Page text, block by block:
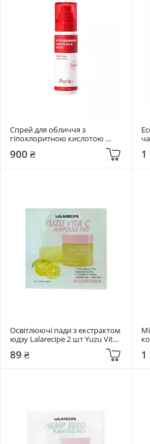
Спрей для обличчя з
гіпохлоритною кислотою
Hypochlorous Acid Rescue
900 ₴ 1
Освітлюючі пади з екстрактом
юдзу Lalarecipe 2 шт Yuzu Vita
89 ₴ 1